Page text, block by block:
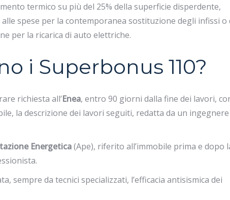
termico su più del 25% della superficie disperdente,
alle spese per la contemporanea sostituzione degli infissi o
per la ricarica di auto elettriche.
i Superbonus 110?
richiesta all’Enea, entro 90 giorni dalla fine dei lavori,
la descrizione dei lavori seguiti, redatta da un
Energetica(Ape), riferito all’immobile prima e dopo
sempre da tecnici specializzati, l’efficacia antisismica dei